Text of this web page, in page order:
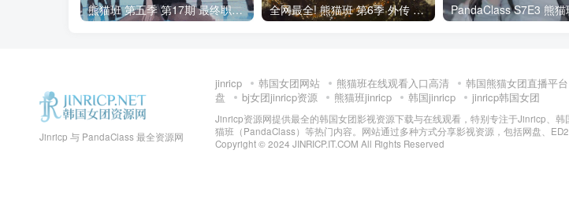
熊猫班 第五季 第17期 最终职级赛&完结 全网最全! 熊猫班 第6季 外传 SpinOff 全集 All in one 合集版 中英韩简繁字幕外挂版
Jinricp 与 PandaClass 最全资源网
jinricp 韩国女团网站 熊猫班在线观看入口高清 韩国熊猫女团直播平台
盘
bj女团jinricp资源 熊猫班jinricp 韩国jinricp jinricp韩国女团
Jinricp资源网提供最全的韩国女团影视资源下载与在线观看，特别专注于Jinricp、韩
猫班（PandaClass）等热门内容。网站通过多种方式分享影视资源，包括网盘、
Copyright © 2024 JINRICP.IT.COM All Rights Reserved